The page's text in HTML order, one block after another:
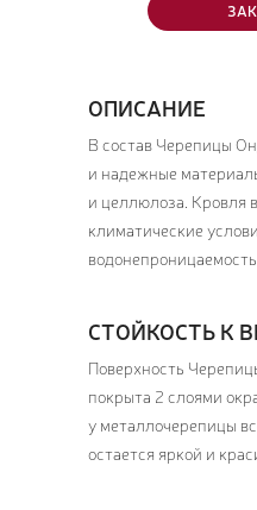
ОПИСАНИЕ
В состав Черепицы
и надежные
и целлюлоза. Кровля
климатические
водонепроницаемость.
СТОЙКОСТЬ К
Поверхность
покрыта 2 слоями
у металлочерепицы
остается яркой и